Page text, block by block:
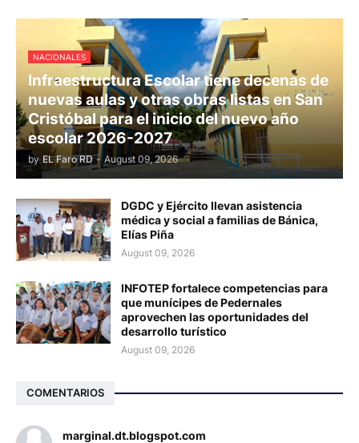
NACIONALES
Infraestructura Escolar tiene decenas de
nuevas aulas y otras obras listas en San
Cristóbal para el inicio del nuevo año
escolar 2026-2027
by EL Faro RD - August 09, 2026
DGDC y Ejército llevan asistencia
médica y social a familias de Bánica,
Elías Piña
August 09, 2026
INFOTEP fortalece competencias para
que munícipes de Pedernales
aprovechen las oportunidades del
desarrollo turístico
August 09, 2026
COMENTARIOS
marginal.dt.blogspot.com